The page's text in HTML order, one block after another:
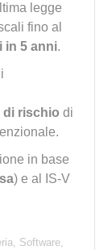
legge
fino al
in 5 anni.
di rischio di
in base
) e al IS-V
, Software,